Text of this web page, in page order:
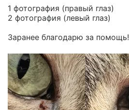
1 фотография (правый глаз)
2 фотография (левый глаз)
Заранее благодарю за помощь!